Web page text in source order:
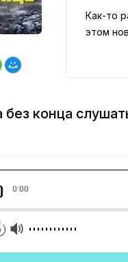
Как-то
этом
конца
0:00